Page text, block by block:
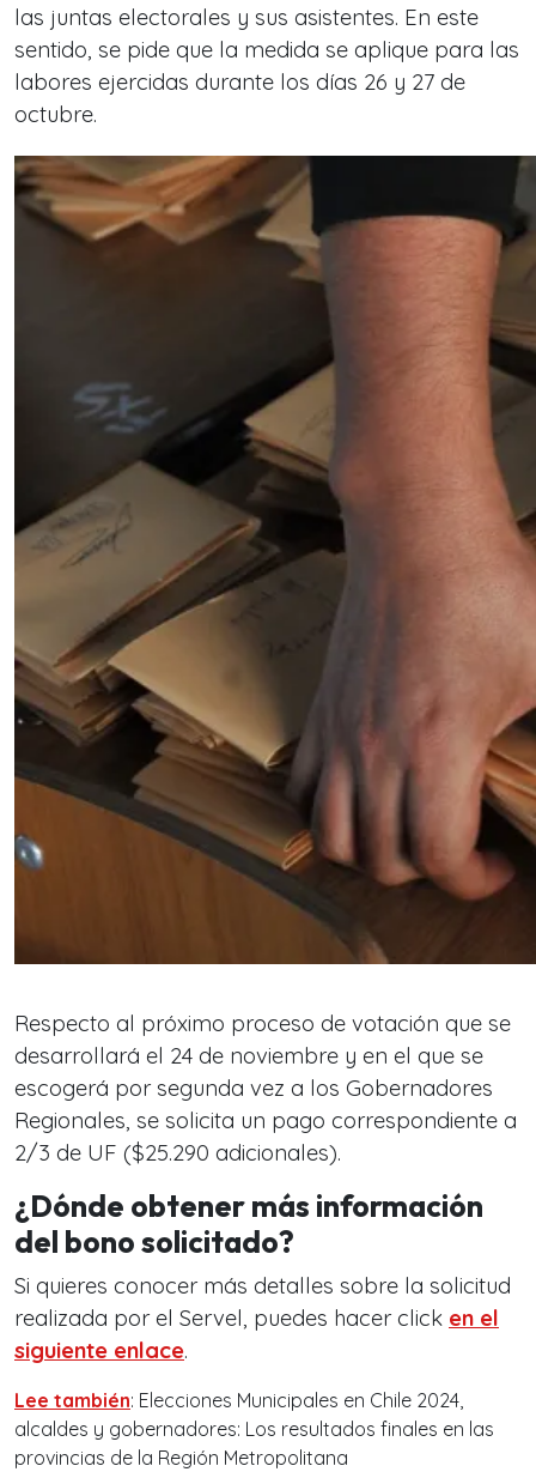
las juntas electorales y sus asistentes. En este
sentido, se pide que la medida se aplique para las
labores ejercidas durante los días 26 y 27 de
octubre.
Respecto al próximo proceso de votación que se
desarrollará el 24 de noviembre y en el que se
escogerá por segunda vez a los Gobernadores
Regionales, se solicita un pago correspondiente a
2/3 de UF ($25.290 adicionales).
¿Dónde obtener más información
del bono solicitado?
Si quieres conocer más detalles sobre la solicitud
realizada por el Servel, puedes hacer click en el
siguiente enlace.
Lee también: Elecciones Municipales en Chile 2024,
alcaldes y gobernadores: Los resultados finales en las
provincias de la Región Metropolitana